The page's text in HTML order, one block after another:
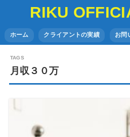
RIKU
ホーム クライアントの実績 お問
月収３０万